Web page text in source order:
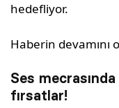
hedefliyor.
Haberin devamını
Ses
fırsatlar!